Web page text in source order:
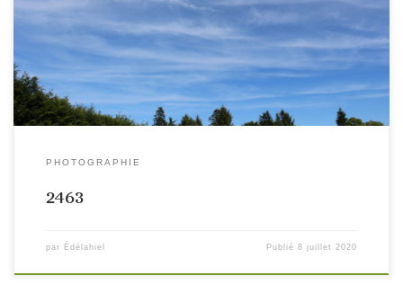
PHOTOGRAPHIE
2463
par Édélahiel Publié8 juillet 2020